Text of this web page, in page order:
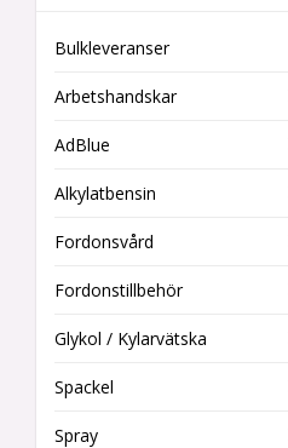
Bulkleveranser
Arbetshandskar
AdBlue
Alkylatbensin
Fordonsvård
Fordonstillbehör
Glykol / Kylarvätska
Spackel
Spray